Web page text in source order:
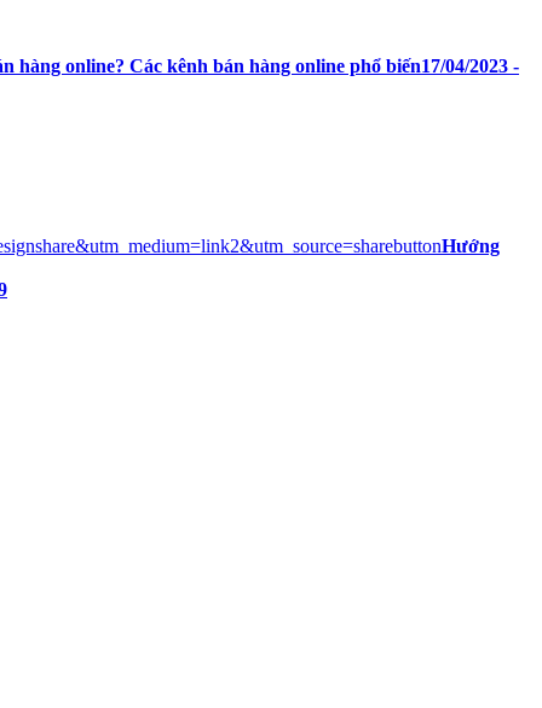
hàng online? Các kênh bán hàng online phổ biến17/04/2023 -
Hướng